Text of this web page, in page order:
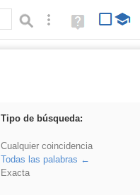
Búsqueda avanzada
Ayuda
(en
Tipo de búsqueda:
Cualquier coincidencia
Todas las palabras
Exacta